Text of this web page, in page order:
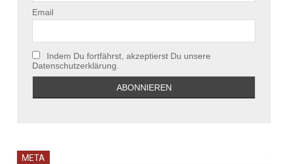
Email
Indem Du fortfährst, akzeptierst Du unsere
Datenschutzerklärung.
META